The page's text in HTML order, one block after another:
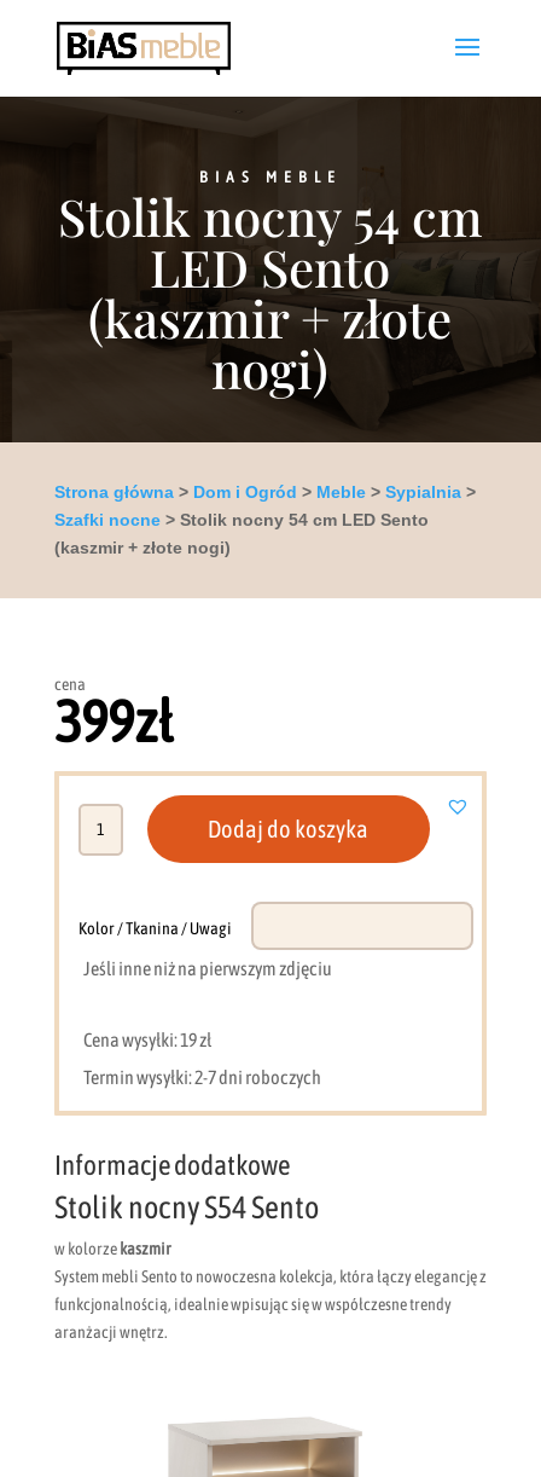
BIAS MEBLE
Stolik nocny 54 cm
LED Sento
(kaszmir + złote
nogi)
Strona główna> Dom i Ogród > Meble> Sypialnia>
Szafki nocne> Stolik nocny 54 cm LED Sento
(kaszmir + złote nogi)
Stolik nocny S54 Sento
w kolorzekaszmir
​System mebli Sento to nowoczesna kolekcja, która łączy elegancję z
funkcjonalnością, idealnie wpisując się w współczesne trendy
aranżacji wnętrz.
cena
399zł
cm
Sento
+
złote
Dodaj do koszyka
Kolor / Tkanina / Uwagi
Jeśli inne niż na pierwszym zdjęciu
Cena wysyłki: 19 zł
Termin wysyłki: 2-7 dni roboczych
Informacje dodatkowe